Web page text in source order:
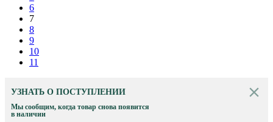
6
7
8
9
10
11
УЗНАТЬ О ПОСТУПЛЕНИИ
Мы сообщим, когда товар снова появится
в наличии